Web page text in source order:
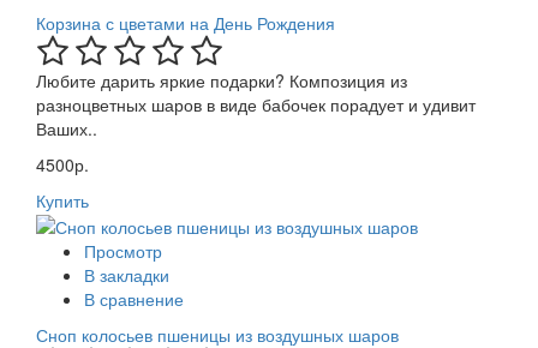
Корзина с цветами на День Рождения
Любите дарить яркие подарки? Композиция из
разноцветных шаров в виде бабочек порадует и удивит
Ваших..
4500р.
Купить
Просмотр
В закладки
В сравнение
Сноп колосьев пшеницы из воздушных шаров